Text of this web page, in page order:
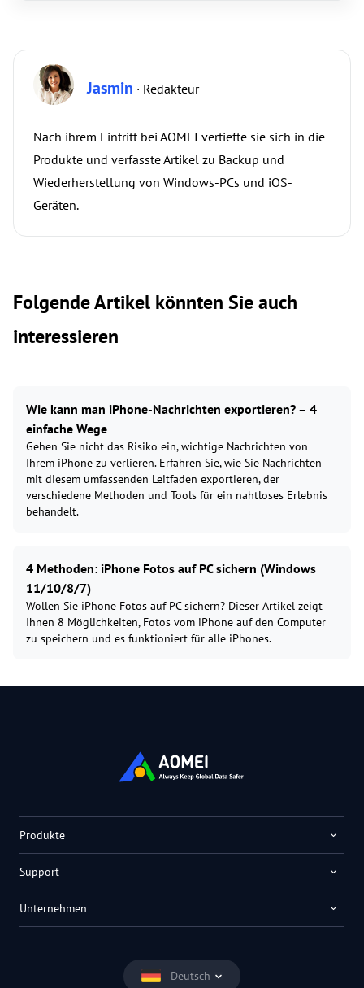
Jasmin · Redakteur
Nach ihrem Eintritt bei AOMEI vertiefte sie sich in die
Produkte und verfasste Artikel zu Backup und
Wiederherstellung von Windows-PCs und iOS-
Geräten.
Folgende Artikel könnten Sie auch
interessieren
Wie kann man iPhone-Nachrichten exportieren? – 4
einfache Wege
Gehen Sie nicht das Risiko ein, wichtige Nachrichten von
Ihrem iPhone zu verlieren. Erfahren Sie, wie Sie Nachrichten
mit diesem umfassenden Leitfaden exportieren, der
verschiedene Methoden und Tools für ein nahtloses Erlebnis
behandelt.
4 Methoden: iPhone Fotos auf PC sichern (Windows
11/10/8/7)
Wollen Sie iPhone Fotos auf PC sichern? Dieser Artikel zeigt
Ihnen 8 Möglichkeiten, Fotos vom iPhone auf den Computer
zu speichern und es funktioniert für alle iPhones.
Deutsch
Produkte
Support
Unternehmen